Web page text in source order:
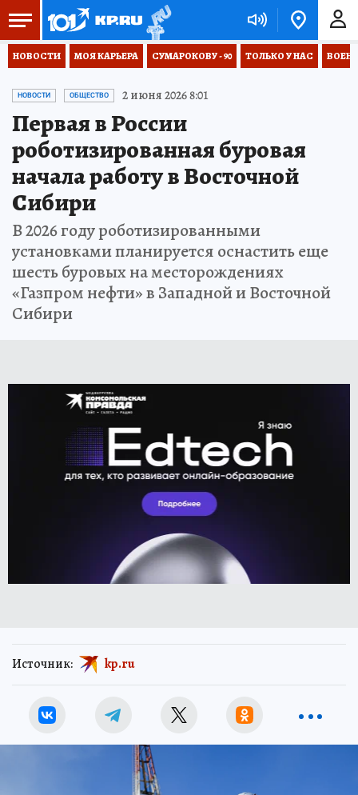
НОВОСТИ МОЯ КАРЬЕРА СУМАРОКОВУ - 90 ТОЛЬКО У НАС
НОВОСТИ ОБЩЕСТВО 2 июня 2026 8:01
Первая в России
роботизированная буровая
начала работу в Восточной
Сибири
В 2026 году роботизированными
установками планируется оснастить еще
шесть буровых на месторождениях
«Газпром нефти» в Западной и Восточной
Сибири
Источник: kp.ru